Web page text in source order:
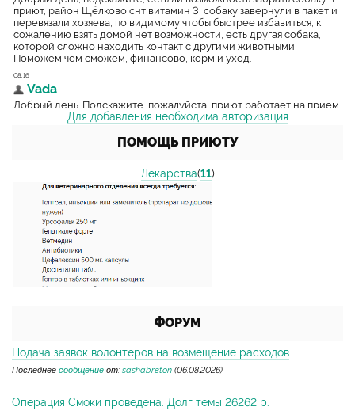
Для добавления необходима авторизация
ПОМОЩЬ ПРИЮТУ
Лекарства(11)
ФОРУМ
Подача заявок волонтеров на возмещение расходов
Последнее сообщение от: sashabreton (06.08.2026)
Операция Смоки проведена. Долг темы 26262 р.